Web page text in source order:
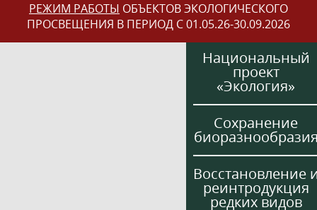
РЕЖИМ РАБОТЫ ОБЪЕКТОВ ЭКОЛОГИЧЕСКОГО
ПРОСВЕЩЕНИЯ В ПЕРИОД С 01.05.26-30.09.2026
Национальный
проект
«Экология»
Сохранение
Восстановление
реинтродукция
редких видов